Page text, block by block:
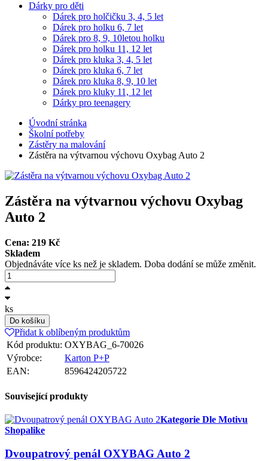
Dárky pro děti
Dárek pro holčičku 3, 4, 5 let
Dárek pro holku 6, 7 let
Dárek pro 8, 9, 10letou holku
Dárek pro holku 11, 12 let
Dárek pro kluka 3, 4, 5 let
Dárek pro kluka 6, 7 let
Dárek pro kluka 8, 9, 10 let
Dárek pro kluky 11, 12 let
Dárky pro teenagery
Úvodní stránka
Školní potřeby
Zástěry na malování
Zástěra na výtvarnou výchovu Oxybag Auto 2
Zástěra na výtvarnou výchovu Oxybag
Auto 2
Cena: 219 Kč
Skladem
Objednáváte více ks než je skladem. Doba dodání se může změnit.
ks
Do košíku
Přidat k oblíbeným produktům
Kód produktu: OXYBAG_6-70026
Výrobce:
Karton P+P
EAN:
8596424205722
Související produkty
Kategorie Dle Motivu
Shopalike
Dvoupatrový penál OXYBAG Auto 2